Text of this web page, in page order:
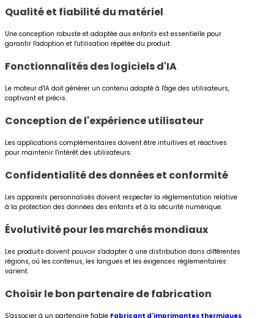
Qualité et fiabilité du matériel
Une conception robuste et adaptée aux enfants est essentielle pour
garantir l'adoption et l'utilisation répétée du produit.
Fonctionnalités des logiciels d'IA
Le moteur d'IA doit générer un contenu adapté à l'âge des utilisateurs,
captivant et précis.
Conception de l'expérience utilisateur
Les applications complémentaires doivent être intuitives et réactives
pour maintenir l'intérêt des utilisateurs.
Confidentialité des données et conformité
Les appareils personnalisés doivent respecter la réglementation relative
à la protection des données des enfants et à la sécurité numérique.
Évolutivité pour les marchés mondiaux
Les produits doivent pouvoir s'adapter à une distribution dans différentes
régions, où les contenus, les langues et les exigences réglementaires
varient.
Choisir le bon partenaire de fabrication
S'associer à un partenaire fiable Fabricant d'imprimantes thermiques